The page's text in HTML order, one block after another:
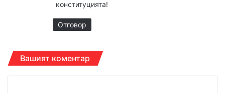
конституцията!
Отговор
Вашият коментар